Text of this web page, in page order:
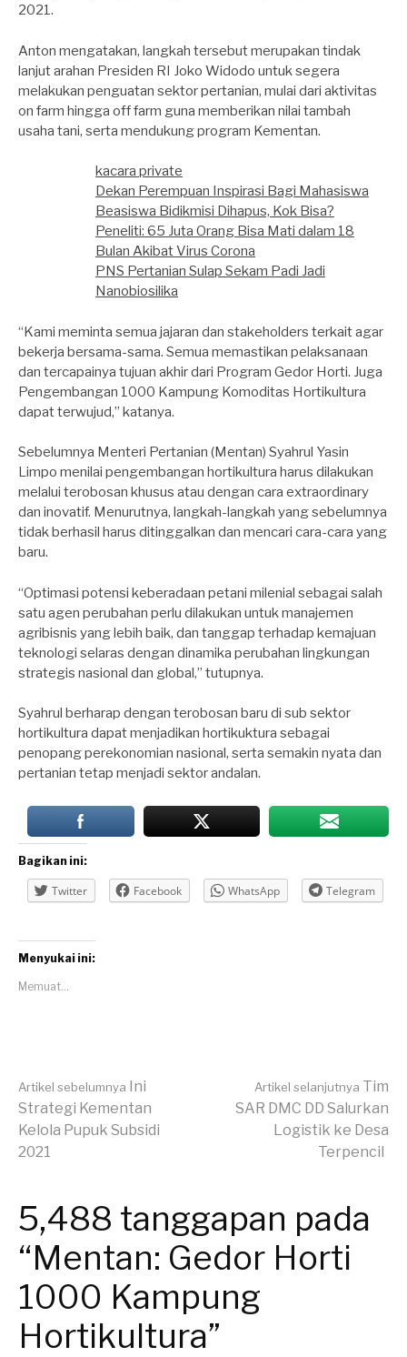
2021.
Anton mengatakan, langkah tersebut merupakan tindak
lanjut arahan Presiden RI Joko Widodo untuk segera
melakukan penguatan sektor pertanian, mulai dari aktivitas
on farm hingga off farm guna memberikan nilai tambah
usaha tani, serta mendukung program Kementan.
kacara private
Dekan Perempuan Inspirasi Bagi Mahasiswa
Beasiswa Bidikmisi Dihapus, Kok Bisa?
Peneliti: 65 Juta Orang Bisa Mati dalam 18
Bulan Akibat Virus Corona
PNS Pertanian Sulap Sekam Padi Jadi
Nanobiosilika
“Kami meminta semua jajaran dan stakeholders terkait agar
bekerja bersama-sama. Semua memastikan pelaksanaan
dan tercapainya tujuan akhir dari Program Gedor Horti. Juga
Pengembangan 1000 Kampung Komoditas Hortikultura
dapat terwujud,” katanya.
Sebelumnya Menteri Pertanian (Mentan) Syahrul Yasin
Limpo menilai pengembangan hortikultura harus dilakukan
melalui terobosan khusus atau dengan cara extraordinary
dan inovatif. Menurutnya, langkah-langkah yang sebelumnya
tidak berhasil harus ditinggalkan dan mencari cara-cara yang
baru.
“Optimasi potensi keberadaan petani milenial sebagai salah
satu agen perubahan perlu dilakukan untuk manajemen
agribisnis yang lebih baik, dan tanggap terhadap kemajuan
teknologi selaras dengan dinamika perubahan lingkungan
strategis nasional dan global,” tutupnya.
Syahrul berharap dengan terobosan baru di sub sektor
hortikultura dapat menjadikan hortikuktura sebagai
penopang perekonomian nasional, serta semakin nyata dan
pertanian tetap menjadi sektor andalan.
Bagikan ini:
Twitter Facebook WhatsApp Telegram
Menyukai ini:
Memuat...
Lanjut
Membaca
Artikel sebelumnya Ini
Strategi Kementan
Kelola Pupuk Subsidi
2021
Artikel selanjutnya Tim
SAR DMC DD Salurkan
Logistik ke Desa
Terpencil
5,488 tanggapan pada
“Mentan: Gedor Horti
1000 Kampung
Hortikultura”